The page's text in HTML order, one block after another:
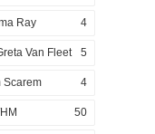
Ray 4
Van Fleet 5
Scarem 4
50